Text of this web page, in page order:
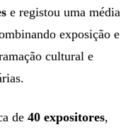
e registou uma média
exposição e
cultural e
de 40 expositores,